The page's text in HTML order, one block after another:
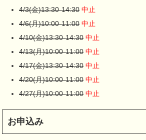
4/3(金)13:30-14:30 中止
4/6(月)10:00-11:00 中止
4/10(金)13:30-14:30 中止
4/13(月)10:00-11:00 中止
4/17(金)13:30-14:30 中止
4/20(月)10:00-11:00 中止
4/27(月)10:00-11:00 中止
お申込み